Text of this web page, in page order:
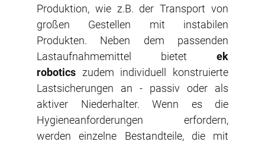
Produktion, wie z.B. der Transport von
großen Gestellen mit instabilen
Produkten. Neben dem passenden
Lastaufnahmemittel bietet ek
robotics zudem individuell konstruierte
Lastsicherungen an - passiv oder als
aktiver Niederhalter. Wenn es die
Hygieneanforderungen erfordern,
werden einzelne Bestandteile, die mit